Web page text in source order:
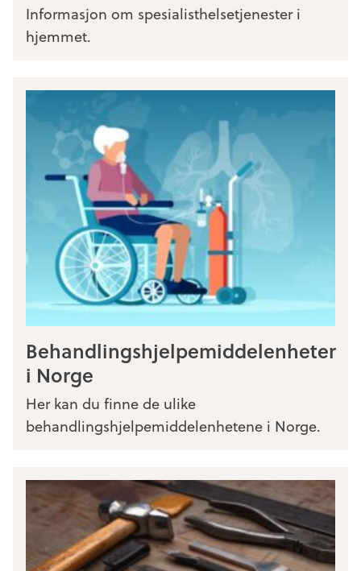
Informasjon om spesialisthelsetjenester i
hjemmet.
Behandlingshjelpemiddelenheter
i Norge
Her kan du finne de ulike
behandlingshjelpemiddelenhetene i Norge.